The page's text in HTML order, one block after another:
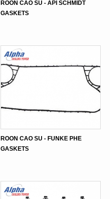
ROON CAO SU - API SCHMIDT
GASKETS
ROON CAO SU - FUNKE PHE
GASKETS